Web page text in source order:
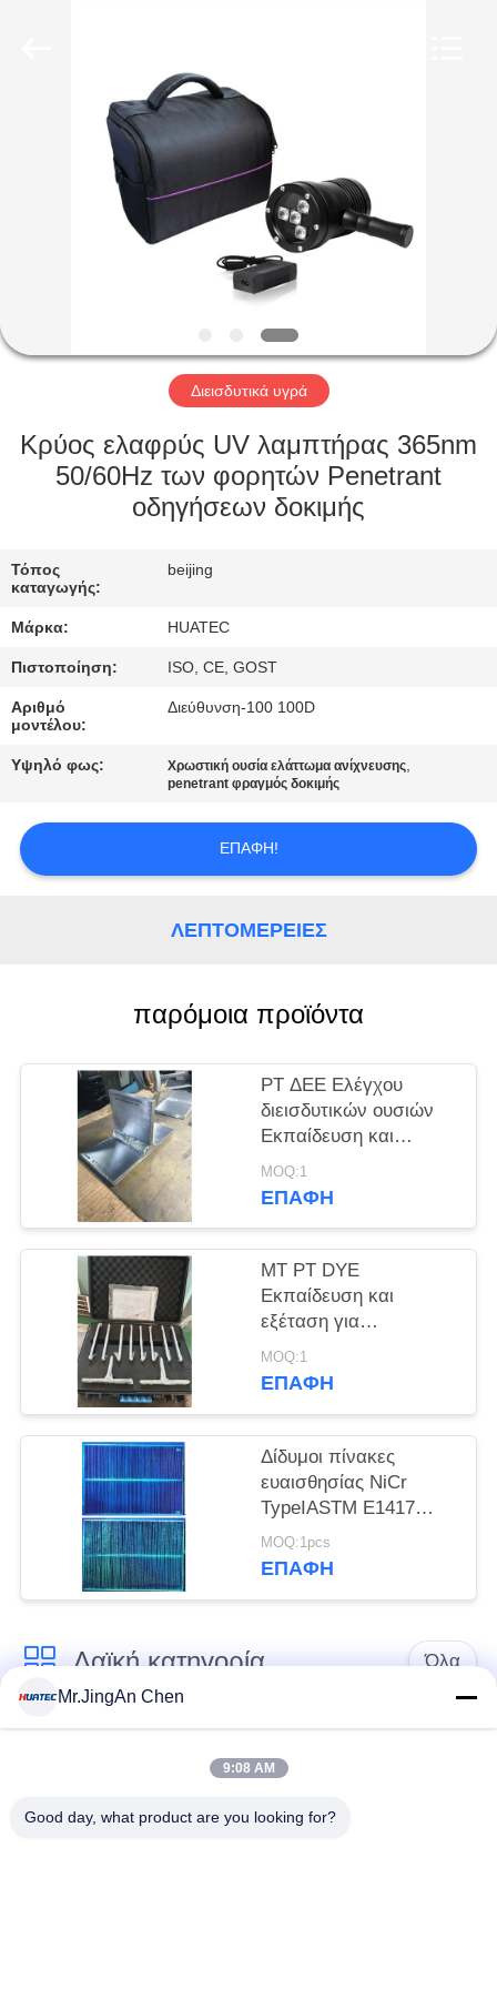
ΠΡΟΪΌΝΤΑ
ΓΎΡΟΣ
ΕΡΓΟΣΤΑΣΊΩΝ
ΠΟΙΟΤΙΚΌΣ
ΈΛΕΓΧΟΣ
ΜΑΣ
ΕΛΆΤΕ
ΕΠΑΦΉ
ΜΕ
ΖΗΤΉΣΤΕ
ΈΝΑ
ΑΠΌΣΠΑΣΜΑ
PRIVACY
Διεισδυτικά υγρά
Κρύος ελαφρύς UV λαμπτήρας 365nm
50/60Hz των φορητών Penetrant
οδηγήσεων δοκιμής
Τόπος
καταγωγής:
beijing
Μάρκα: HUATEC
Πιστοποίηση: ISO, CE, GOST
Αριθμό
μοντέλου:
Διεύθυνση-100 100D
Υψηλό φως: Χρωστική ουσία ελάττωμα ανίχνευσης,
penetrant φραγμός δοκιμής
ΕΠΑΦΉ!
ΛΕΠΤΟΜΈΡΕΙΕΣ
παρόμοια προϊόντα
PT ΔΕΕ Ελέγχου
διεισδυτικών ουσιών
Εκπαίδευση και
εξέταση Τεχνική
δοκιμή δείγματος
MOQ:1
ΕΠΑΦΉ
MT PT DYE
Εκπαίδευση και
εξέταση για
διεισδυτικά υλικά
MOQ:1
ΕΠΑΦΉ
Δίδυμοι πίνακες
ευαισθησίας NiCr
TypeIASTM E1417
AMS 2647D ISO 3452
JIS Z 2343-3
MOQ:1pcs
ΕΠΑΦΉ
Λαϊκή κατηγορία Όλα
Υπερήχων
παχύμετρο
Mr.JingAn Chen
9:08 AM
Good day, what product are you looking for?